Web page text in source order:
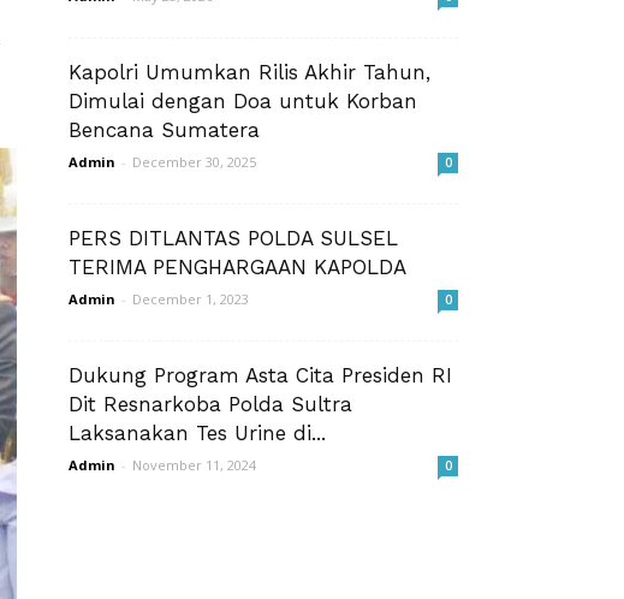
Kapolri Umumkan Rilis Akhir Tahun,
Dimulai dengan Doa untuk Korban
Bencana Sumatera
Admin - December 30, 2025 0
PERS DITLANTAS POLDA SULSEL
TERIMA PENGHARGAAN KAPOLDA
Admin - December 1, 2023 0
Dukung Program Asta Cita Presiden RI
Dit Resnarkoba Polda Sultra
Laksanakan Tes Urine di...
Admin - November 11, 2024 0